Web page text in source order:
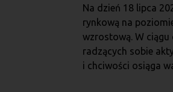
Na dzień 18 lipca
rynkową na
wzrostową. W ciągu
radzących sobie
i chciwości osiąga